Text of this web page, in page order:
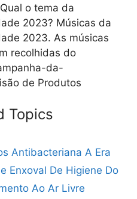
o tema da
2023? Músicas da
2023. As músicas
recolhidas do
da-
de Produtos
Topics
Antibacteriana A Era
Enxoval De Higiene Do
Ao Ar Livre